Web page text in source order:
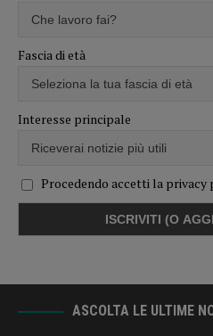
Fascia di età
Interesse principale
Procedendo accetti la privacy
ASCOLTA LE ULTIME